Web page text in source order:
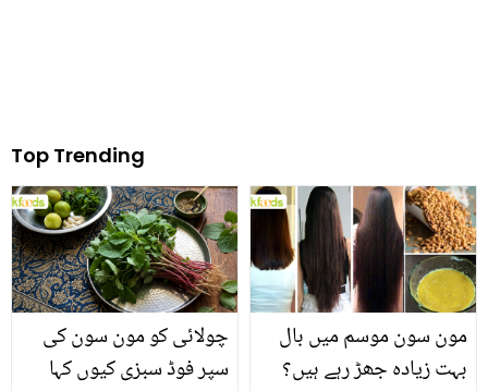
Top Trending
چولائی کو مون سون کی
سپر فوڈ سبزی کیوں کہا
مون سون موسم میں بال
بہت زیادہ جھڑ رہے ہیں؟